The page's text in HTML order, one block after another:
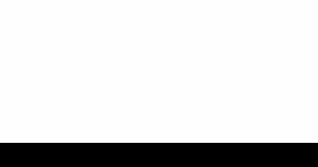
陳錦誠擔任召集人。施振榮表示，因應推動文化與科技跨領